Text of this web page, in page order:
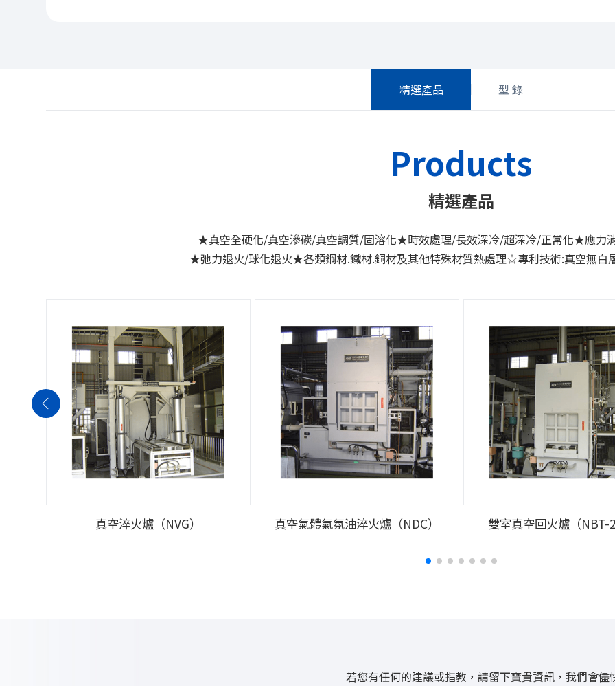
精選產品 型 錄
Products
精選產品
★真空全硬化/真空滲碳/真空調質/固溶化★時效處理/長效深冷/超深冷/正常化★應力
★弛力退火/球化退火★各類鋼材.鐵材.銅材及其他特殊材質熱處理☆專利技術:真空無白
真空淬火爐（NVG） 真空氣體氣氛油淬火爐（NDC） 雙室真空回火爐（NBT-
若您有任何的建議或指教，請留下寶貴資訊，我們會儘